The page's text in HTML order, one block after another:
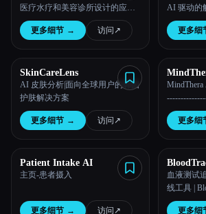
医疗水疗和美容诊所设计的应用
程序，提供美容治疗的前后模
拟，帮助客户实现预期结果的可
更多细节 → 访问 ↗︎
AI 驱动的
更多细
SkinCareLens
AI 皮肤分析|面向全球用户的韩国
护肤解决方案
更多细节 → 访问 ↗︎ 更多细
Patient Intake AI
主页-患者摄入
更多细节 → 访问 ↗︎
血液测试
线工具 |
更多细